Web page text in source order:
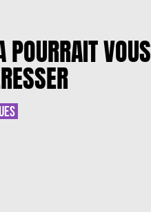
POURRAIT VOUS